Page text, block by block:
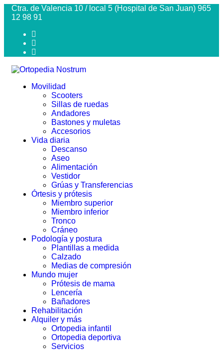
Ctra. de Valencia 10 / local 5 (Hospital de San Juan) 965
12 98 91
Movilidad
Scooters
Sillas de ruedas
Andadores
Bastones y muletas
Accesorios
Vida diaria
Descanso
Aseo
Alimentación
Vestidor
Grúas y Transferencias
Órtesis y prótesis
Miembro superior
Miembro inferior
Tronco
Cráneo
Podología y postura
Plantillas a medida
Calzado
Medias de compresión
Mundo mujer
Prótesis de mama
Lencería
Bañadores
Rehabilitación
Alquiler y más
Ortopedia infantil
Ortopedia deportiva
Servicios